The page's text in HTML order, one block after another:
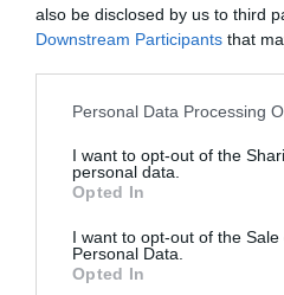
also be disclosed by us to third
Downstream Participants that
Personal Data Processing
I want to opt-out of the
personal data.
Opted In
I want to opt-out of the Sale
Personal Data.
Opted In
«Ο Τυχαίος Θάνατος Ενός
παράσταση που για πολλούς
του Κακλέα, αλλά
Κακλέα και την ερμηνεία και